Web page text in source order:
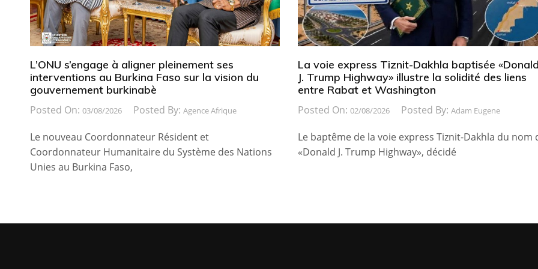
L’ONU s’engage à aligner pleinement ses
interventions au Burkina Faso sur la vision du
gouvernement burkinabè
Posted On: 03/08/2026 Posted By: Agence Afrique
Le nouveau Coordonnateur Résident et
Coordonnateur Humanitaire du Système des Nations
Unies au Burkina Faso,
La voie express Tiznit-Dakhla baptisée
J. Trump Highway» illustre la solidité des liens
entre Rabat et Washington
Posted On: 02/08/2026 Posted By: Adam Eugene
Le baptême de la voie express Tiznit-Dakhla du nom
«Donald J. Trump Highway», décidé